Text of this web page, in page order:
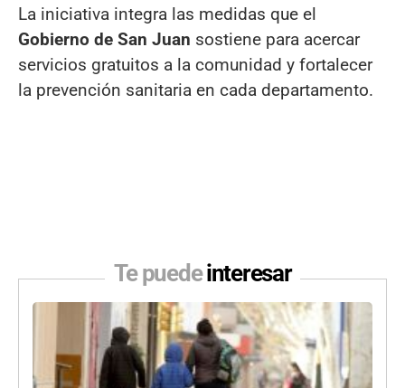
La iniciativa integra las medidas que el
Gobierno de San Juan sostiene para acercar
servicios gratuitos a la comunidad y fortalecer
la prevención sanitaria en cada departamento.
Te puedeinteresar